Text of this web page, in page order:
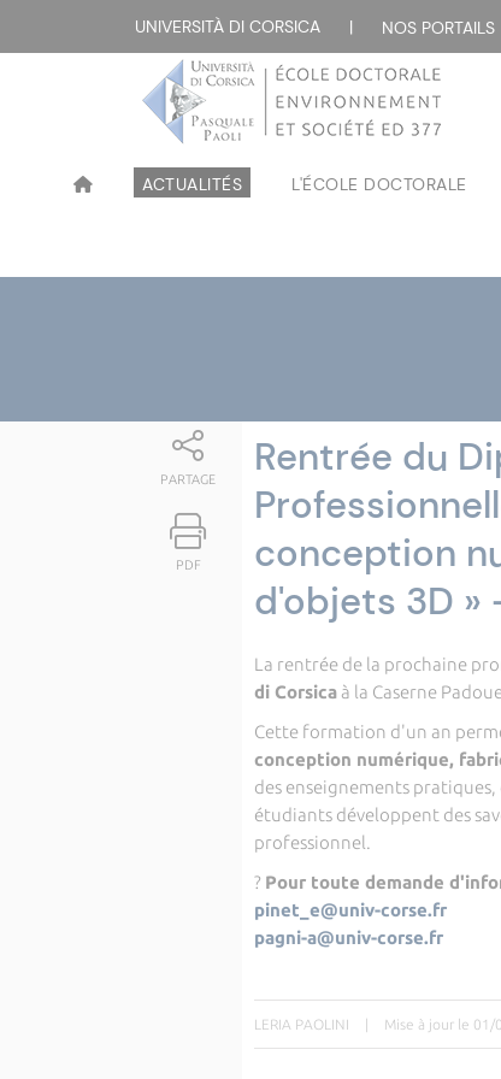
UNIVERSITÀ DI CORSICA | NOS
ACTUALITÉS L'ÉCOLE DOCTORALE
PARTAGE
PDF
Rentrée du
conception
d'objets 3D
La rentrée de la prochaine
di Corsicaà la Caserne
Cette formation d'un an
conception numérique,
des enseignements
étudiants développent des
professionnel.
? Pour toute demande
pinet_e@univ-corse.fr
pagni-a@univ-corse.fr
LERIA PAOLINI | Mise à jour le 01/